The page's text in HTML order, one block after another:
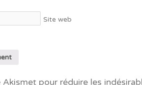
Site web
Akismet pour réduire les